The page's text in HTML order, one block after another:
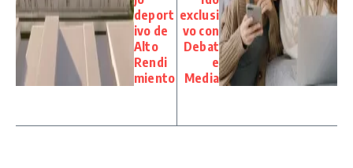
deport
ivo de
Alto
Rendi
miento
exclusi
vo con
Debat
e
Media